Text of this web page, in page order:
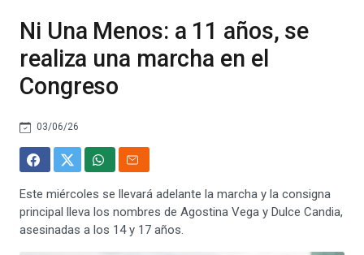
Ni Una Menos: a 11 años, se
realiza una marcha en el
Congreso
03/06/26
Este miércoles se llevará adelante la marcha y la consigna
principal lleva los nombres de Agostina Vega y Dulce Candia,
asesinadas a los 14 y 17 años.